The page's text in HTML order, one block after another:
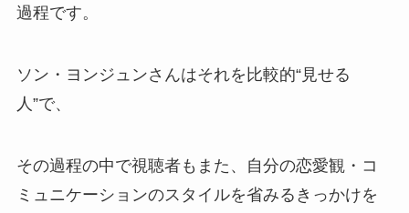
過程です。
ソン・ヨンジュンさんはそれを比較的“見せる
人”で、
その過程の中で視聴者もまた、自分の恋愛観・コ
ミュニケーションのスタイルを省みるきっかけを